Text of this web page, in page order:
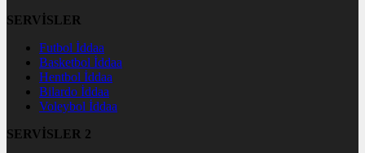
SERVİSLER
Futbol İddaa
Basketbol İddaa
Hentbol İddaa
Bilardo İddaa
Voleybol İddaa
SERVİSLER 2